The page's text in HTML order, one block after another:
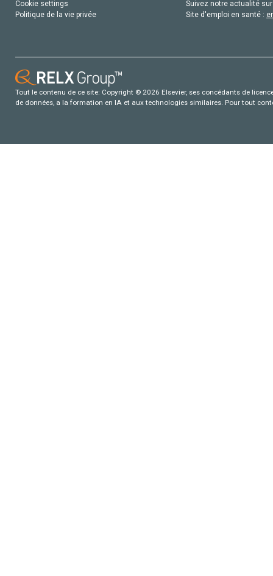
Cookie settings
Politique de la vie privée
Suivez notre actualité
Site d'emploi en santé :
Tout le contenu de ce site: Copyright © 2026 Elsevier, ses concédants de
de données, a la formation en IA et aux technologies similaires. Pour tout